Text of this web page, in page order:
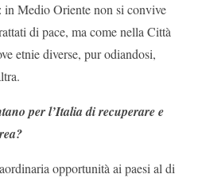
in Medio Oriente non si convive
di pace, ma come nella Città
etnie diverse, pur odiandosi,
per l’Italia di recuperare e
opportunità ai paesi al di